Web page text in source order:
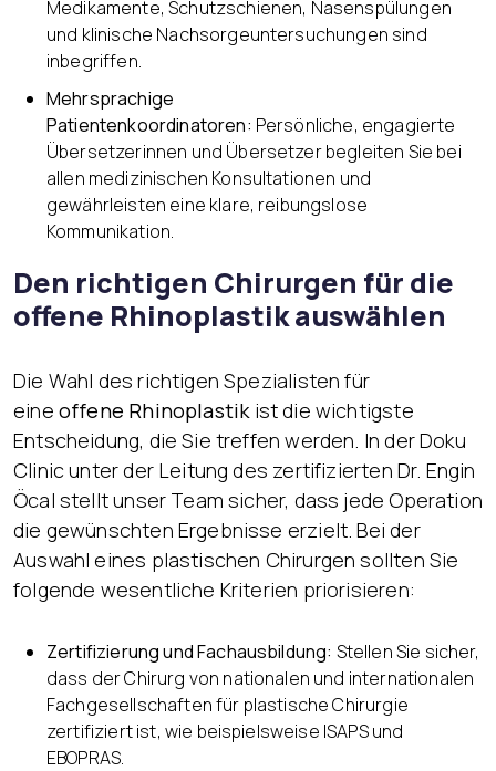
Medikamente, Schutzschienen, Nasenspülungen
und klinische Nachsorgeuntersuchungen sind
inbegriffen.
Mehrsprachige
Patientenkoordinatoren: Persönliche, engagierte
Übersetzerinnen und Übersetzer begleiten Sie bei
allen medizinischen Konsultationen und
gewährleisten eine klare, reibungslose
Kommunikation.
Den richtigen Chirurgen für die
offene Rhinoplastik auswählen
Die Wahl des richtigen Spezialisten für
eine offene Rhinoplastikist die wichtigste
Entscheidung, die Sie treffen werden. In der Doku
Clinic unter der Leitung des zertifizierten Dr. Engin
Öcal stellt unser Team sicher, dass jede Operation
die gewünschten Ergebnisse erzielt. Bei der
Auswahl eines plastischen Chirurgen sollten Sie
folgende wesentliche Kriterien priorisieren:
Zertifizierung und Fachausbildung: Stellen Sie sicher,
dass der Chirurg von nationalen und internationalen
Fachgesellschaften für plastische Chirurgie
zertifiziert ist, wie beispielsweise ISAPS und
EBOPRAS.